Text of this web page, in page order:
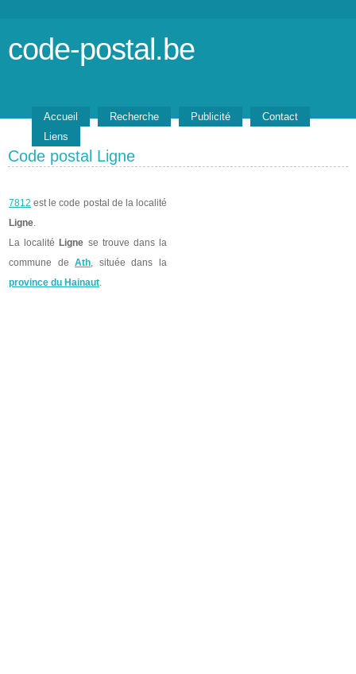
code-postal.be
Accueil Recherche Publicité
Contact
Liens
Code postal Ligne
7812 est le code postal de la localité
Ligne.
La localité Ligne se trouve dans la
commune deAth, située dans la
province du Hainaut.